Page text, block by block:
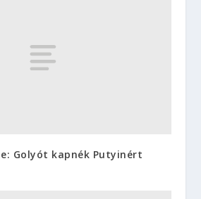
Golyót kapnék Putyinért